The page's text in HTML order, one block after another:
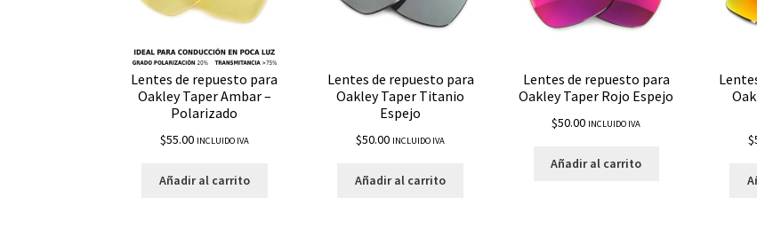
Lentes de repuesto para
Oakley Taper Ambar –
Polarizado
$55.00 INCLUIDO IVA
Añadir al carrito
Lentes de repuesto para
Oakley Taper Titanio
Espejo
$50.00 INCLUIDO IVA
Añadir al carrito
Lentes de repuesto para
Oakley Taper Rojo Espejo
$50.00 INCLUIDO IVA
Añadir al carrito
$